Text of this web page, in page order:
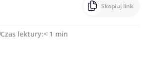
Skopiuj link
Czas lektury:< 1 min